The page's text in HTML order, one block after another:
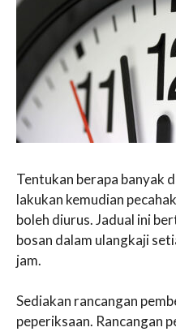
Tentukan berapa banyak
lakukan kemudian
boleh diurus. Jadual ini
bosan dalam ulangkaji
jam.
Sediakan rancangan
peperiksaan. Rancangan